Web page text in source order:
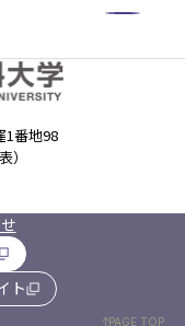
1番地98
）
ト
PAGE TOP